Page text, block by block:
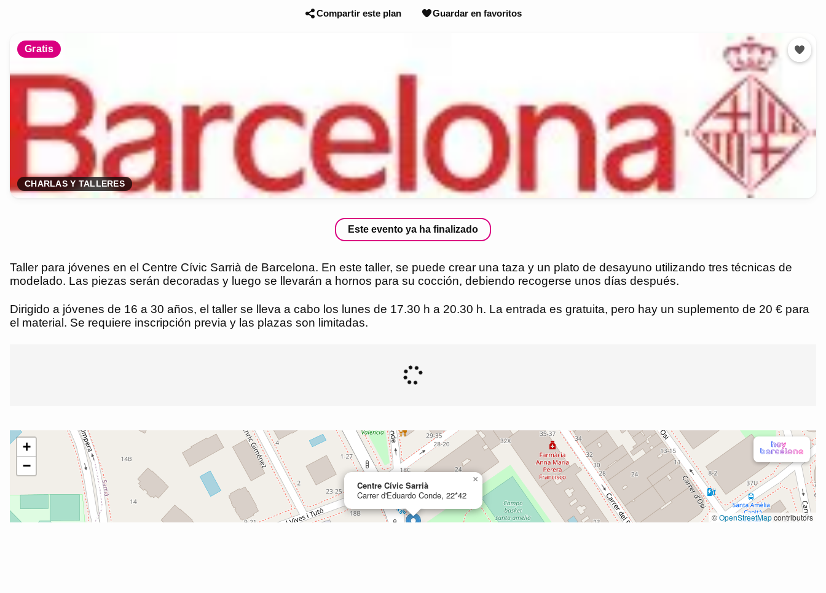
Compartir este plan Guardar en favoritos
Gratis
CHARLAS Y TALLERES
Este evento ya ha finalizado
Taller para jóvenes en el Centre Cívic Sarrià de Barcelona. En este taller, se puede crear una taza y un plato de desayuno utilizando tres técnicas de
modelado. Las piezas serán decoradas y luego se llevarán a hornos para su cocción, debiendo recogerse unos días después.
Dirigido a jóvenes de 16 a 30 años, el taller se lleva a cabo los lunes de 17.30 h a 20.30 h. La entrada es gratuita, pero hay un suplemento de 20 € para
el material. Se requiere inscripción previa y las plazas son limitadas.